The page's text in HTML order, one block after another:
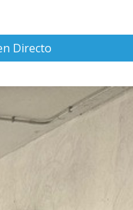
Directo